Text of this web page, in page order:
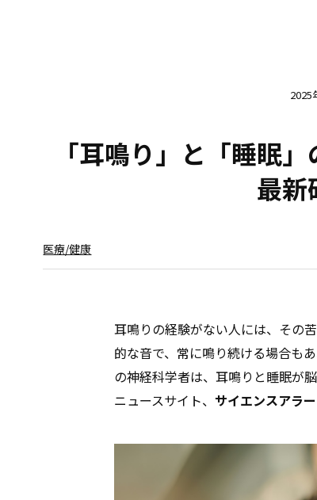
2025
「耳鳴り」と「睡眠
最新
医療/健康
耳鳴りの経験がない人には、その
的な音で、常に鳴り続ける場合も
の神経科学者は、耳鳴りと睡眠が
ニュースサイト、 サイエンスアラ